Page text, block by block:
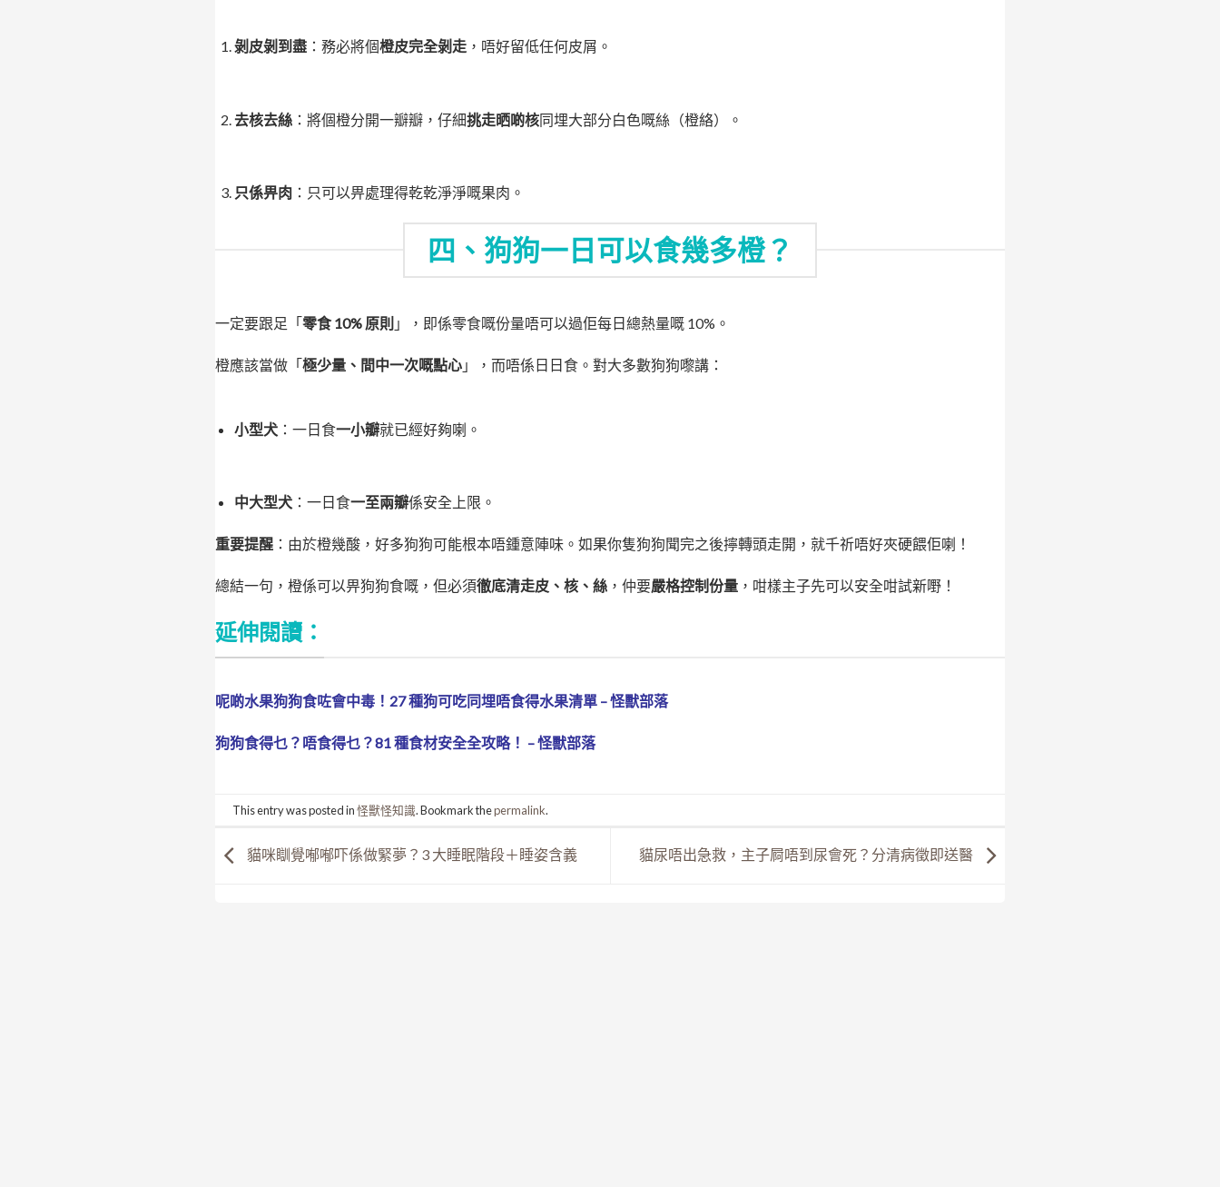
剝皮剝到盡：務必將個橙皮完全剝走，唔好留低任何皮屑。
去核去絲：將個橙分開一瓣瓣，仔細挑走晒啲核同埋大部分白色嘅絲（橙絡）。
只係畀肉：只可以畀處理得乾乾淨淨嘅果肉。
四、狗狗一日可以食幾多橙？
一定要跟足「零食 10% 原則 」，即係零食嘅份量唔可以過佢每日總熱量嘅 10%。
橙應該當做「極少量、間中一次嘅點心 」，而唔係日日食。對大多數狗狗嚟講：
小型犬：一日食一小瓣就已經好夠喇。
中大型犬：一日食一至兩瓣係安全上限。
重要提醒 ：由於橙幾酸，好多狗狗可能根本唔鍾意陣味。如果你隻狗狗聞完之後擰轉頭走開，就千祈唔好夾硬餵佢喇！
總結一句，橙係可以畀狗狗食嘅，但必須徹底清走皮、核、絲 ，仲要嚴格控制份量 ，咁樣主子先可以安全咁試新嘢！
延伸閱讀：
呢啲水果狗狗食咗會中毒！27 種狗可吃同埋唔食得水果清單 – 怪獸部落
狗狗食得乜？唔食得乜？81 種食材安全全攻略！ – 怪獸部落
This entry was posted in怪獸怪知識. Bookmark thepermalink.
貓咪瞓覺喐喐吓係做緊夢？3 大睡眠階段＋睡姿含義 貓尿唔出急救，主子屙唔到尿會死？分清病徵即送醫